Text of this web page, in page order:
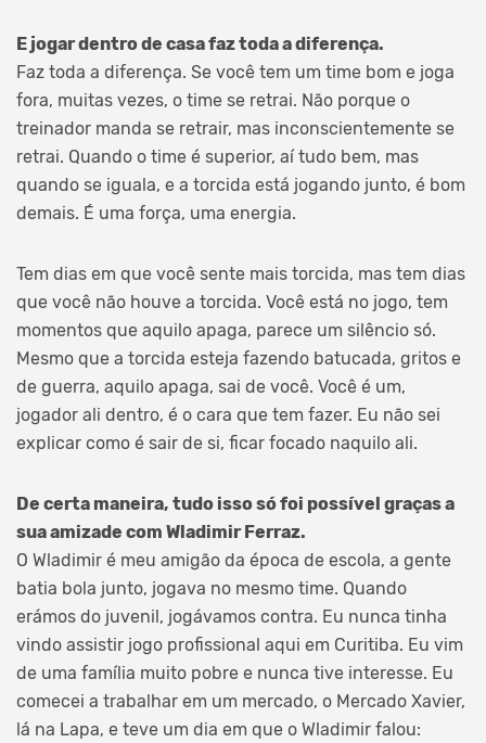
E jogar dentro de casa faz toda a diferença.
Faz toda a diferença. Se você tem um time bom e joga
fora, muitas vezes, o time se retrai. Não porque o
treinador manda se retrair, mas inconscientemente se
retrai. Quando o time é superior, aí tudo bem, mas
quando se iguala, e a torcida está jogando junto, é bom
demais. É uma força, uma energia.
Tem dias em que você sente mais torcida, mas tem dias
que você não houve a torcida. Você está no jogo, tem
momentos que aquilo apaga, parece um silêncio só.
Mesmo que a torcida esteja fazendo batucada, gritos e
de guerra, aquilo apaga, sai de você. Você é um,
jogador ali dentro, é o cara que tem fazer. Eu não sei
explicar como é sair de si, ficar focado naquilo ali.
De certa maneira, tudo isso só foi possível graças a
sua amizade com Wladimir Ferraz.
O Wladimir é meu amigão da época de escola, a gente
batia bola junto, jogava no mesmo time. Quando
erámos do juvenil, jogávamos contra. Eu nunca tinha
vindo assistir jogo profissional aqui em Curitiba. Eu vim
de uma família muito pobre e nunca tive interesse. Eu
comecei a trabalhar em um mercado, o Mercado Xavier,
lá na Lapa, e teve um dia em que o Wladimir falou: